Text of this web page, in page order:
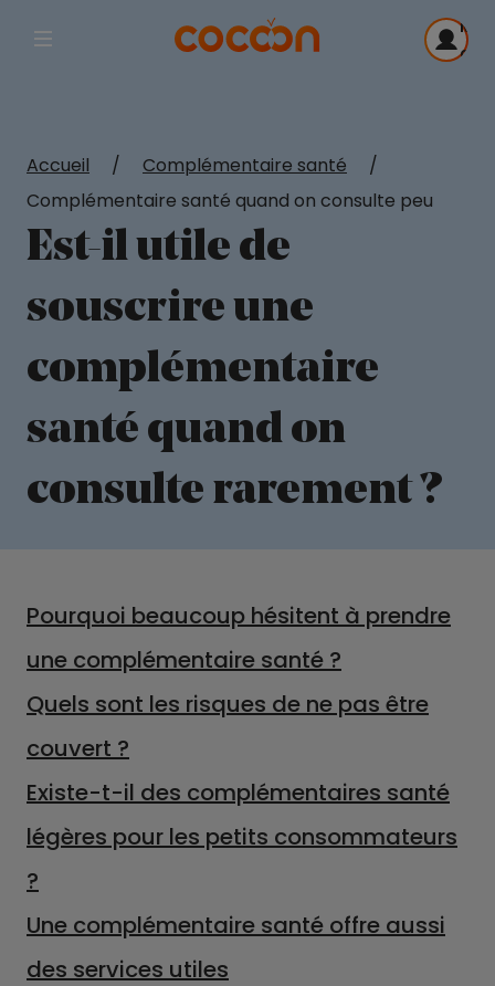
Afficher la navigation principale
Me
Accueil / Complémentaire santé
/
Complémentaire santé quand on consulte peu
Est-il utile de
souscrire une
complémentaire
santé quand on
consulte rarement ?
Pourquoi beaucoup hésitent à prendre
une complémentaire santé ?
Quels sont les risques de ne pas être
couvert ?
Existe-t-il des complémentaires santé
légères pour les petits consommateurs
?
Une complémentaire santé offre aussi
des services utiles